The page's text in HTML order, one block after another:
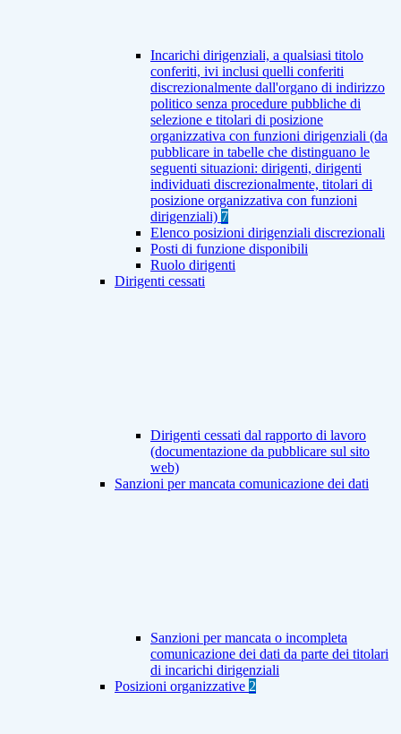
Incarichi dirigenziali, a qualsiasi titolo
conferiti, ivi inclusi quelli conferiti
discrezionalmente dall'organo di indirizzo
politico senza procedure pubbliche di
selezione e titolari di posizione
organizzativa con funzioni dirigenziali (da
pubblicare in tabelle che distinguano le
seguenti situazioni: dirigenti, dirigenti
individuati discrezionalmente, titolari di
posizione organizzativa con funzioni
dirigenziali) 7
Elenco posizioni dirigenziali discrezionali
Posti di funzione disponibili
Ruolo dirigenti
Dirigenti cessati
Dirigenti cessati dal rapporto di lavoro
(documentazione da pubblicare sul sito
web)
Sanzioni per mancata comunicazione dei dati
Sanzioni per mancata o incompleta
comunicazione dei dati da parte dei titolari
di incarichi dirigenziali
Posizioni organizzative 2